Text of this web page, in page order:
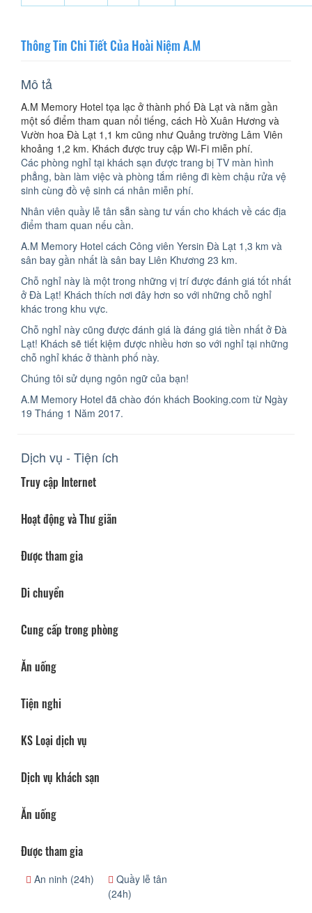
Thông Tin Chi Tiết Của Hoài Niệm A.M
Mô tả
A.M Memory Hotel tọa lạc ở thành phố Đà Lạt và nằm gần
một số điểm tham quan nổi tiếng, cách Hồ Xuân Hương và
Vườn hoa Đà Lạt 1,1 km cũng như Quảng trường Lâm Viên
khoảng 1,2 km. Khách được truy cập Wi-Fi miễn phí.
Các phòng nghỉ tại khách sạn được trang bị TV màn hình
phẳng, bàn làm việc và phòng tắm riêng đi kèm chậu rửa vệ
sinh cùng đồ vệ sinh cá nhân miễn phí.
Nhân viên quầy lễ tân sẵn sàng tư vấn cho khách về các địa
điểm tham quan nếu cần.
A.M Memory Hotel cách Công viên Yersin Đà Lạt 1,3 km và
sân bay gần nhất là sân bay Liên Khương 23 km.
Chỗ nghỉ này là một trong những vị trí được đánh giá tốt nhất
ở Đà Lạt! Khách thích nơi đây hơn so với những chỗ nghỉ
khác trong khu vực.
Chỗ nghỉ này cũng được đánh giá là đáng giá tiền nhất ở Đà
Lạt! Khách sẽ tiết kiệm được nhiều hơn so với nghỉ tại những
chỗ nghỉ khác ở thành phố này.
Chúng tôi sử dụng ngôn ngữ của bạn!
A.M Memory Hotel đã chào đón khách Booking.com từ Ngày
19 Tháng 1 Năm 2017.
Dịch vụ - Tiện ích
Truy cập Internet
Hoạt động và Thư giãn
Được tham gia
Di chuyển
Cung cấp trong phòng
Ăn uống
Tiện nghi
KS Loại dịch vụ
Dịch vụ khách sạn
Ăn uống
Được tham gia
An ninh (24h)
Quầy lễ tân
(24h)